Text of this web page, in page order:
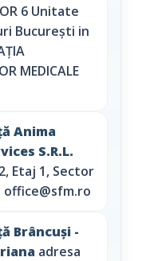
6 Unitate
București in
MEDICALE
Anima
S.R.L.
Etaj 1, Sector
office@sfm.ro
Brâncuşi -
adresa